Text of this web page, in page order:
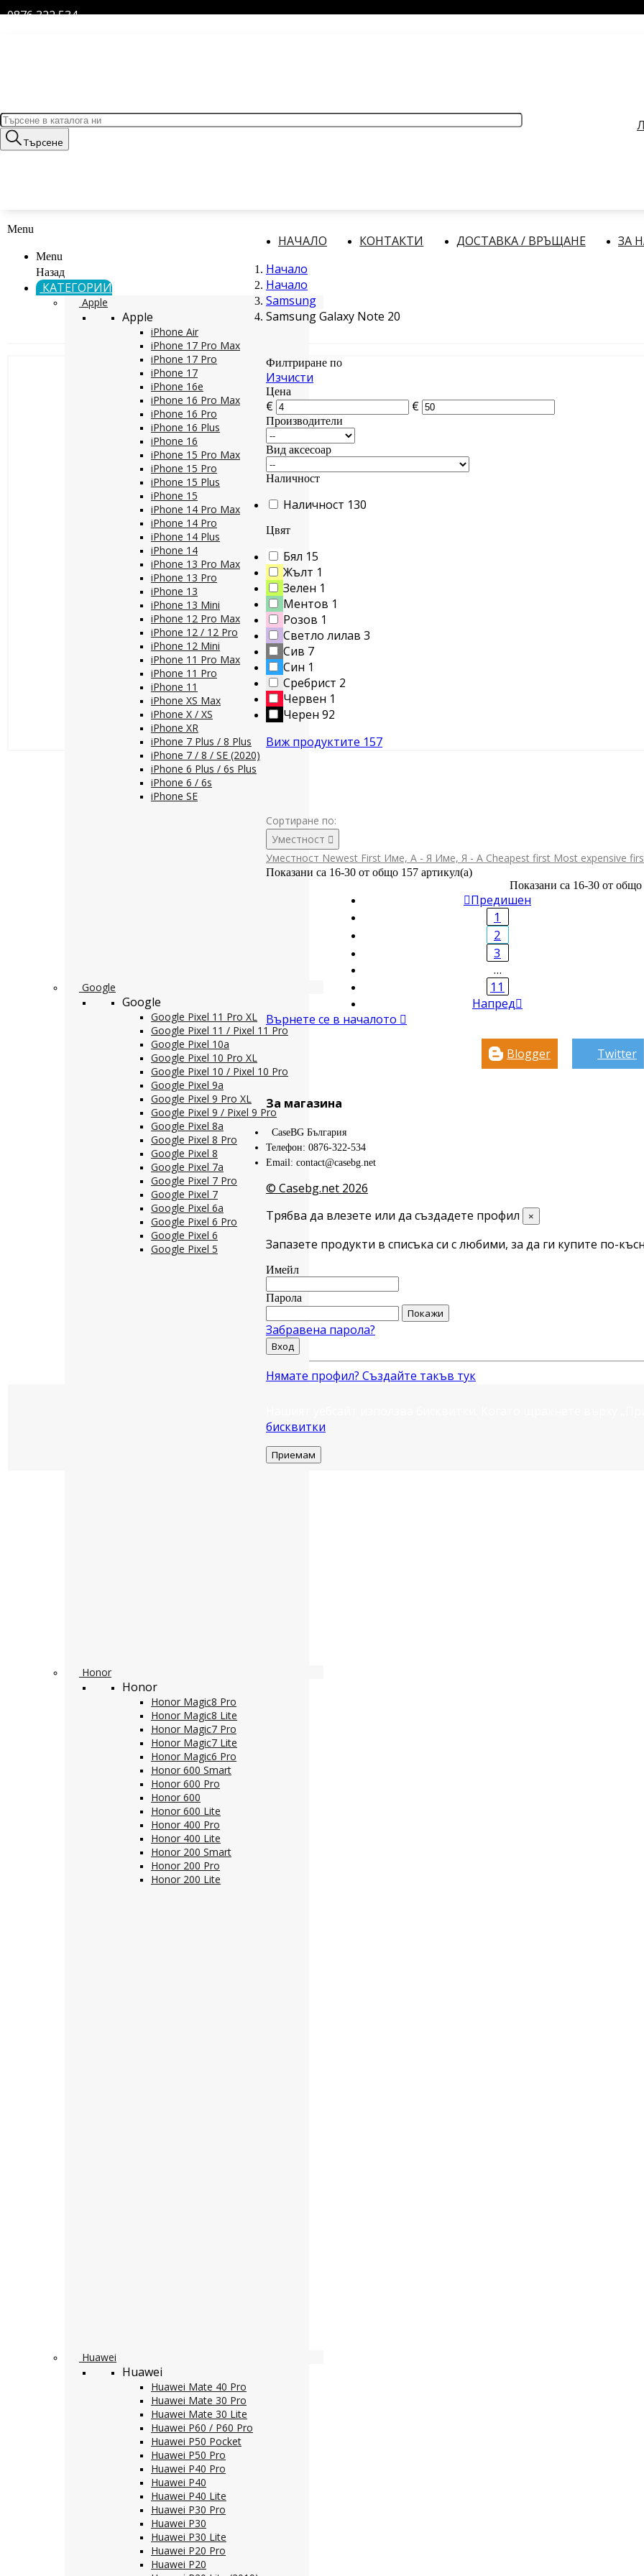
0876 322 534
Търсене
Menu
Menu
Назад
КАТЕГОРИИ
Apple
Apple
iPhone Air
iPhone 17 Pro Max
iPhone 17 Pro
iPhone 17
iPhone 16e
iPhone 16 Pro Max
iPhone 16 Pro
iPhone 16 Plus
iPhone 16
iPhone 15 Pro Max
iPhone 15 Pro
iPhone 15 Plus
iPhone 15
iPhone 14 Pro Max
iPhone 14 Pro
iPhone 14 Plus
iPhone 14
iPhone 13 Pro Max
iPhone 13 Pro
iPhone 13
iPhone 13 Mini
iPhone 12 Pro Max
iPhone 12 / 12 Pro
iPhone 12 Mini
iPhone 11 Pro Max
iPhone 11 Pro
iPhone 11
iPhone XS Max
iPhone X / XS
iPhone XR
iPhone 7 Plus / 8 Plus
iPhone 7 / 8 / SE (2020)
iPhone 6 Plus / 6s Plus
iPhone 6 / 6s
iPhone SE
Google
Google
Google Pixel 11 Pro XL
Google Pixel 11 / Pixel 11 Pro
Google Pixel 10a
Google Pixel 10 Pro XL
Google Pixel 10 / Pixel 10 Pro
Google Pixel 9a
Google Pixel 9 Pro XL
Google Pixel 9 / Pixel 9 Pro
Google Pixel 8a
Google Pixel 8 Pro
Google Pixel 8
Google Pixel 7a
Google Pixel 7 Pro
Google Pixel 7
Google Pixel 6a
Google Pixel 6 Pro
Google Pixel 6
Google Pixel 5
Honor
Honor
Honor Magic8 Pro
Honor Magic8 Lite
Honor Magic7 Pro
Honor Magic7 Lite
Honor Magic6 Pro
Honor 600 Smart
Honor 600 Pro
Honor 600
Honor 600 Lite
Honor 400 Pro
Honor 400 Lite
Honor 200 Smart
Honor 200 Pro
Honor 200 Lite
Huawei
Huawei
Huawei Mate 40 Pro
Huawei Mate 30 Pro
Huawei Mate 30 Lite
Huawei P60 / P60 Pro
Huawei P50 Pocket
Huawei P50 Pro
Huawei P40 Pro
Huawei P40
Huawei P40 Lite
Huawei P30 Pro
Huawei P30
Huawei P30 Lite
Huawei P20 Pro
Huawei P20
НАЧАЛО КОНТАКТИ ДОСТАВКА / ВРЪЩАНЕ ЗА
Начало
Начало
Samsung
Samsung Galaxy Note 20
Филтриране по
Изчисти
Цена
€ €
Производители
Вид аксесоар
Наличност
Наличност 130
Цвят
Бял 15
Жълт 1
Зелен 1
Ментов 1
Розов 1
Светло лилав 3
Сив 7
Син 1
Сребрист 2
Червен 1
Черен 92
Виж продуктите 157
Сортиране по:
Уместност 
Уместност Newest First Име, А - Я Име, Я - А Cheapest first Most expensive
Показани са 16-30 от общо 157 артикул(а)
Показани са 16-30 от общо
Предишен
1
2
3
…
11
Напред
Върнете се в началото 
Blogger Twitter
За магазина
CaseBG България
Телефон: 0876-322-534
Email: contact@casebg.net
© Casebg.net 2026
Трябва да влезете или да създадете профил
×
Запазете продукти в списъка си с любими, за да ги купите по-
Имейл
Парола
Покажи
Забравена парола?
Вход
Нямате профил? Създайте такъв тук
бисквитки
Приемам